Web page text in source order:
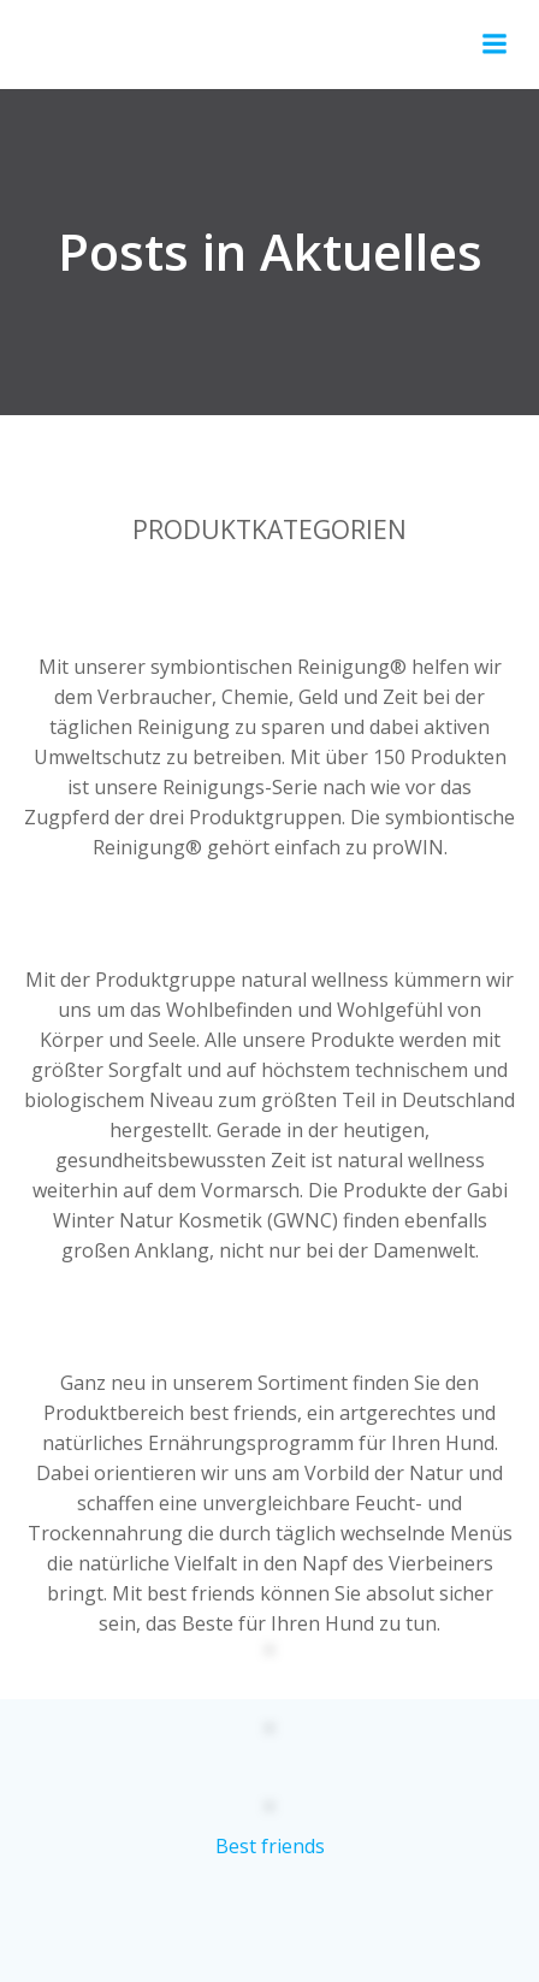
Posts in Aktuelles
PRODUKTKATEGORIEN
Mit unserer symbiontischen Reinigung® helfen wir
dem Verbraucher, Chemie, Geld und Zeit bei der
täglichen Reinigung zu sparen und dabei aktiven
Umweltschutz zu betreiben. Mit über 150 Produkten
ist unsere Reinigungs-Serie nach wie vor das
Zugpferd der drei Produktgruppen. Die symbiontische
Reinigung® gehört einfach zu proWIN.
Mit der Produktgruppe natural wellness kümmern wir
uns um das Wohlbefinden und Wohlgefühl von
Körper und Seele. Alle unsere Produkte werden mit
größter Sorgfalt und auf höchstem technischem und
biologischem Niveau zum größten Teil in Deutschland
hergestellt. Gerade in der heutigen,
gesundheitsbewussten Zeit ist natural wellness
weiterhin auf dem Vormarsch. Die Produkte der Gabi
Winter Natur Kosmetik (GWNC) finden ebenfalls
großen Anklang, nicht nur bei der Damenwelt.
Ganz neu in unserem Sortiment finden Sie den
Produktbereich best friends, ein artgerechtes und
natürliches Ernährungsprogramm für Ihren Hund.
Dabei orientieren wir uns am Vorbild der Natur und
schaffen eine unvergleichbare Feucht- und
Trockennahrung die durch täglich wechselnde Menüs
die natürliche Vielfalt in den Napf des Vierbeiners
bringt. Mit best friends können Sie absolut sicher
sein, das Beste für Ihren Hund zu tun.
Best friends